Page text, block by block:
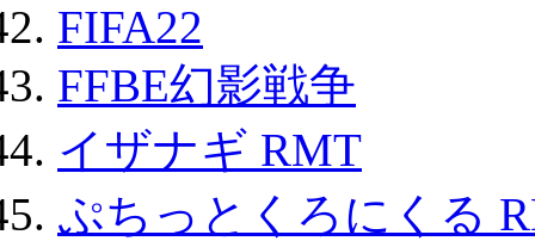
FIFA22
FFBE幻影戦争
イザナギ RMT
ぷちっとくろにくる